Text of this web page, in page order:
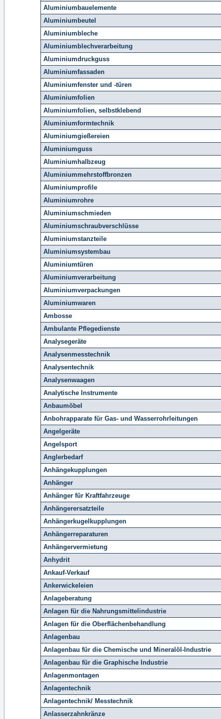
Aluminiumbauelemente
Aluminiumbeutel
Aluminiumbleche
Aluminiumblechverarbeitung
Aluminiumdruckguss
Aluminiumfassaden
Aluminiumfenster und -türen
Aluminiumfolien
Aluminiumfolien, selbstklebend
Aluminiumformtechnik
Aluminiumgießereien
Aluminiumguss
Aluminiumhalbzeug
Aluminiummehrstoffbronzen
Aluminiumprofile
Aluminiumrohre
Aluminiumschmieden
Aluminiumschraubverschlüsse
Aluminiumstanzteile
Aluminiumsystembau
Aluminiumtüren
Aluminiumverarbeitung
Aluminiumverpackungen
Aluminiumwaren
Ambosse
Ambulante Pflegedienste
Analysegeräte
Analysenmesstechnik
Analysentechnik
Analysenwaagen
Analytische Instrumente
Anbaumöbel
Anbohrapparate für Gas- und Wasserrohrleitungen
Angelgeräte
Angelsport
Anglerbedarf
Anhängekupplungen
Anhänger
Anhänger für Kraftfahrzeuge
Anhängerersatzteile
Anhängerkugelkupplungen
Anhängerreparaturen
Anhängervermietung
Anhydrit
Ankauf-Verkauf
Ankerwickeleien
Anlageberatung
Anlagen für die Nahrungsmittelindustrie
Anlagen für die Oberflächenbehandlung
Anlagenbau
Anlagenbau für die Chemische und Mineralöl-Industrie
Anlagenbau für die Graphische Industrie
Anlagenmontagen
Anlagentechnik
Anlagentechnik/ Messtechnik
Anlasserzahnkränze